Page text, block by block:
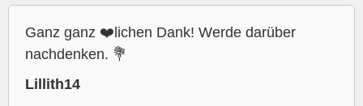
Ganz ganz ❤️lichen Dank! Werde darüber
nachdenken. 💐
Lillith14